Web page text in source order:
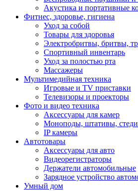
Акустика и портативные
Фитнес, здоровье, гигиена
Уход за собой
Товары для здоровья
Электробритвы, бритвы,
Спортивный инвентарь
Уход за полостью рта
Массажеры
Мультимедийная техника
Игровые и TV приставки
Телевизоры и проекторы
Фото и видео техника
Аксессуары для камер
Моноподы, штативы,
IP камеры
Автотовары
Аксессуары для авто
Видеорегистраторы
Держатели автомобильные
Зарядное устройство
Умный дом